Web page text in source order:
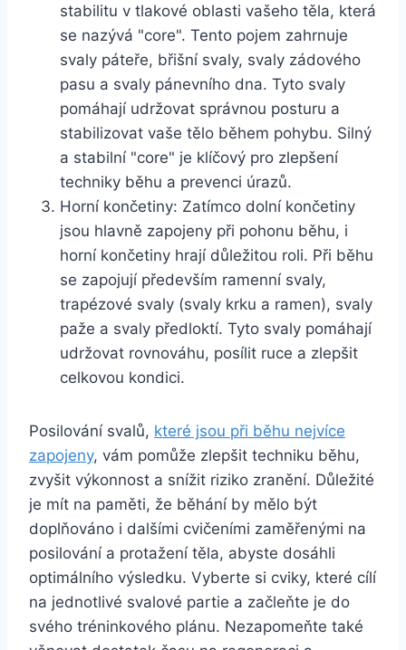
stabilitu v tlakové oblasti vašeho těla, která
se nazývá "core". Tento pojem zahrnuje
svaly páteře, břišní svaly, svaly zádového
pasu a svaly pánevního dna. Tyto svaly
pomáhají udržovat správnou posturu a
stabilizovat vaše tělo během pohybu. Silný
a stabilní "core" je klíčový pro zlepšení
techniky běhu a prevenci úrazů.
Horní končetiny: Zatímco dolní končetiny
jsou hlavně zapojeny při pohonu běhu, i
horní končetiny hrají důležitou roli. Při běhu
se zapojují především ramenní svaly,
trapézové svaly (svaly krku a ramen), svaly
paže a svaly předloktí. Tyto svaly pomáhají
udržovat rovnováhu, posílit ruce a zlepšit
celkovou kondici.
Posilování svalů, které jsou při běhu nejvíce
zapojeny, vám pomůže zlepšit techniku běhu,
zvyšit výkonnost a snížit riziko zranění. Důležité
je mít na paměti, že běhání by mělo být
doplňováno i dalšími cvičeními zaměřenými na
posilování a protažení těla, abyste dosáhli
optimálního výsledku. Vyberte si cviky, které cílí
na jednotlivé svalové partie a začleňte je do
svého tréninkového plánu. Nezapomeňte také